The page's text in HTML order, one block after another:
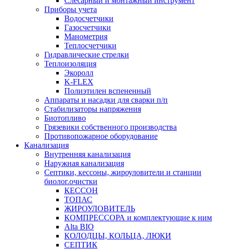
Приборы учета
Водосчетчики
Газосчетчики
Манометрия
Теплосчетчики
Гидравлические стрелки
Теплоизоляция
Экоролл
K-FLEX
Полиэтилен вспененный
Аппараты и насадки для сварки п/п
Стабилизаторы напряжения
Биотопливо
Грязевики собственного производства
Противопожарное оборудование
Канализация
Внутренняя канализация
Наружная канализация
Септики, кессоны, жироуловители и станции
биолог.очистки
КЕССОН
ТОПАС
ЖИРОУЛОВИТЕЛЬ
КОМПРЕССОРА и комплектующие к ним
Alta BIO
КОЛОДЦЫ, КОЛЬЦА, ЛЮКИ
СЕПТИК